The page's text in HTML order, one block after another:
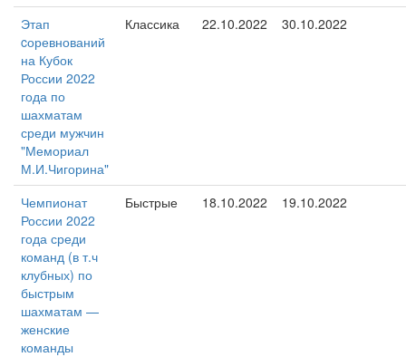
Этап
cоревнований
на Кубок
России 2022
года по
шахматам
среди мужчин
"Мемориал
М.И.Чигорина"
Классика 22.10.2022 30.10.2022
Чемпионат
России 2022
года среди
команд (в т.ч
клубных) по
быстрым
шахматам —
женские
команды
Быстрые 18.10.2022 19.10.2022